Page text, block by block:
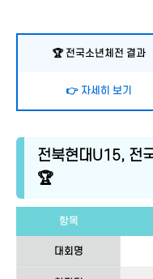
🏆 전국소년체전 결과
👉 자세히 보기
전북현대U15, 전
🏆
항목
대회명